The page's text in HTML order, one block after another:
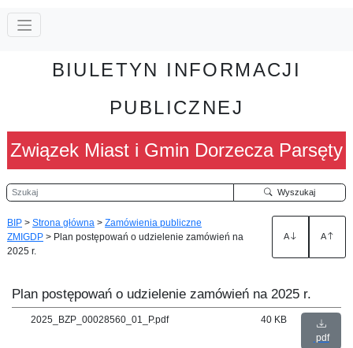
BIULETYN INFORMACJI
PUBLICZNEJ
Związek Miast i Gmin Dorzecza Parsęty
Szukaj Wyszukaj
BIP > Strona główna > Zamówienia publiczne
ZMIGDP > Plan postępowań o udzielenie zamówień na
2025 r.
A A
Plan postępowań o udzielenie zamówień na 2025 r.
2025_BZP_00028560_01_P.pdf
40 KB
pdf